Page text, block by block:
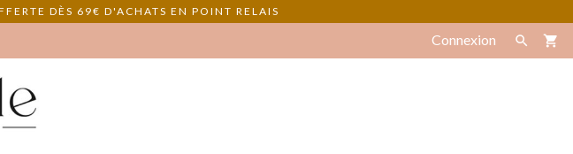
DÈS 69€ D'ACHATS EN POINT RELAIS
Connexion  shopping_cart